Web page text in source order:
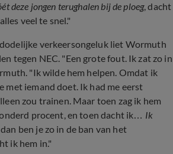
deze jongen terughalen bij de ploeg, dacht
veel te snel."
verkeersongeluk liet Wormuth
tegen NEC. "Een grote fout. Ik zat zo in
"Ik wilde hem helpen. Omdat ik
met iemand doet. Ik had me eerst
zou trainen. Maar toen zag ik hem
procent, en toen dacht ik… Ik
dan ben je zo in de ban van het
ik hem in."